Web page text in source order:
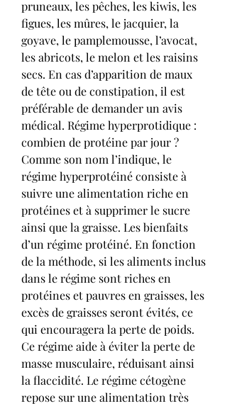
pruneaux, les pêches, les kiwis, les
figues, les mûres, le jacquier, la
goyave, le pamplemousse, l’avocat,
les abricots, le melon et les raisins
secs. En cas d’apparition de maux
de tête ou de constipation, il est
préférable de demander un avis
médical. Régime hyperprotidique :
combien de protéine par jour ?
Comme son nom l’indique, le
régime hyperprotéiné consiste à
suivre une alimentation riche en
protéines et à supprimer le sucre
ainsi que la graisse. Les bienfaits
d’un régime protéiné. En fonction
de la méthode, si les aliments inclus
dans le régime sont riches en
protéines et pauvres en graisses, les
excès de graisses seront évités, ce
qui encouragera la perte de poids.
Ce régime aide à éviter la perte de
masse musculaire, réduisant ainsi
la flaccidité. Le régime cétogène
repose sur une alimentation très